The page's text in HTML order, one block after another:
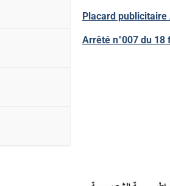
Placard
Arrêté n°007 du 18